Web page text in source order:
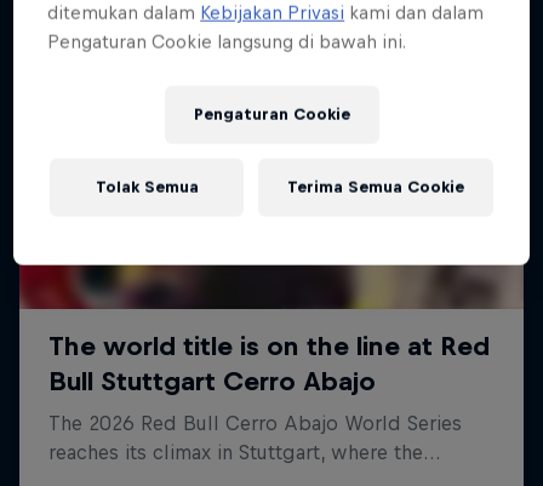
ditemukan dalam Kebijakan Privasi kami dan dalam
Pengaturan Cookie langsung di bawah ini.
Pengaturan Cookie
Tolak Semua Terima Semua Cookie